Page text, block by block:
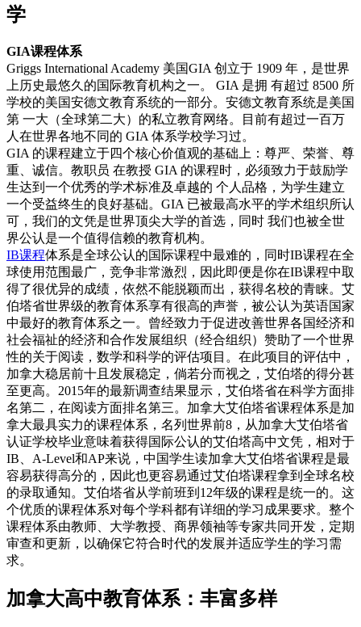
学
GIA课程体系
Griggs International Academy 美国GIA 创立于 1909 年，是世界
上历史最悠久的国际教育机构之一。 GIA 是拥 有超过 8500 所
学校的美国安德文教育系统的一部分。安德文教育系统是美国
第 一大（全球第二大）的私立教育网络。目前有超过一百万
人在世界各地不同的 GIA 体系学校学习过。
GIA 的课程建立于四个核心价值观的基础上：尊严、荣誉、尊
重、诚信。教职员 在教授 GIA 的课程时，必须致力于鼓励学
生达到一个优秀的学术标准及卓越的 个人品格，为学生建立
一个受益终生的良好基础。GIA 已被最高水平的学术组织所认
可，我们的文凭是世界顶尖大学的首选，同时 我们也被全世
界公认是一个值得信赖的教育机构。
IB课程体系是全球公认的国际课程中最难的，同时IB课程在全
球使用范围最广，竞争非常激烈，因此即便是你在IB课程中取
得了很优异的成绩，依然不能脱颖而出，获得名校的青睐。艾
伯塔省世界级的教育体系享有很高的声誉，被公认为英语国家
中最好的教育体系之一。曾经致力于促进改善世界各国经济和
社会福祉的经济和合作发展组织（经合组织）赞助了一个世界
性的关于阅读，数学和科学的评估项目。在此项目的评估中，
加拿大稳居前十且发展稳定，倘若分而视之，艾伯塔的得分甚
至更高。2015年的最新调查结果显示，艾伯塔省在科学方面排
名第二，在阅读方面排名第三。加拿大艾伯塔省课程体系是加
拿大最具实力的课程体系，名列世界前8，从加拿大艾伯塔省
认证学校毕业意味着获得国际公认的艾伯塔高中文凭，相对于
IB、A-Level和AP来说，中国学生读加拿大艾伯塔省课程是最
容易获得高分的，因此也更容易通过艾伯塔课程拿到全球名校
的录取通知。艾伯塔省从学前班到12年级的课程是统一的。这
个优质的课程体系对每个学科都有详细的学习成果要求。整个
课程体系由教师、大学教授、商界领袖等专家共同开发，定期
审查和更新，以确保它符合时代的发展并适应学生的学习需
求。
加拿大高中教育体系：丰富多样